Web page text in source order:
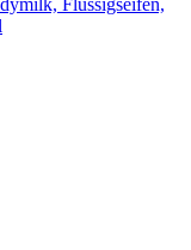
Flüssigseifen,